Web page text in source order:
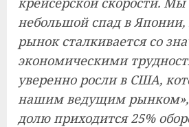
небольшой спад в Японии,
рынок сталкивается со
экономическими
уверенно росли в США,
нашим ведущим рынком»,
долю приходится 25%